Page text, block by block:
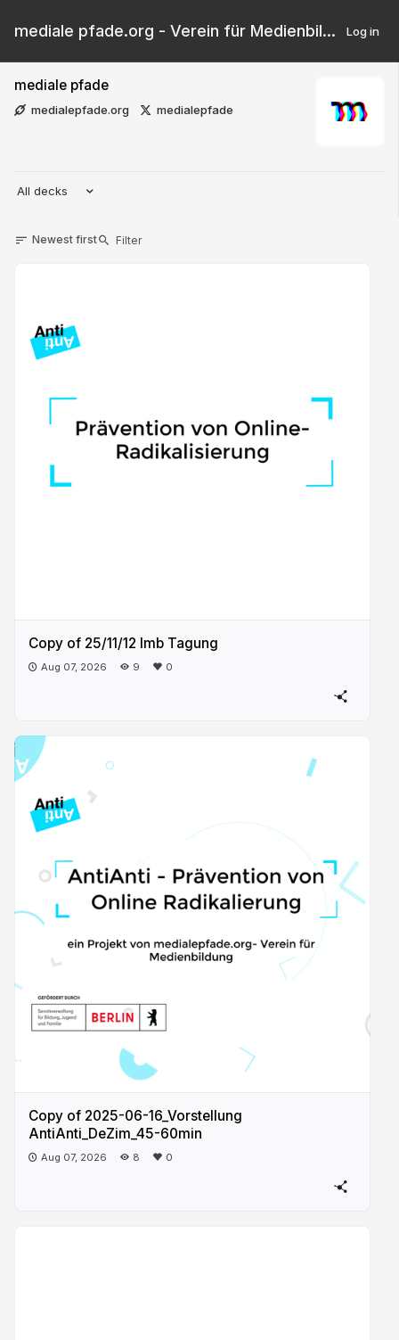
mediale pfade.org - Verein für Medienbildung e.V. Log in
mediale pfade
medialepfade.org medialepfade
All decks
Newest first
Copy of 25/11/12 lmb Tagung
Aug 07, 2026 9 0
Copy of 2025-06-16_Vorstellung
AntiAnti_DeZim_45-60min
Aug 07, 2026 8 0